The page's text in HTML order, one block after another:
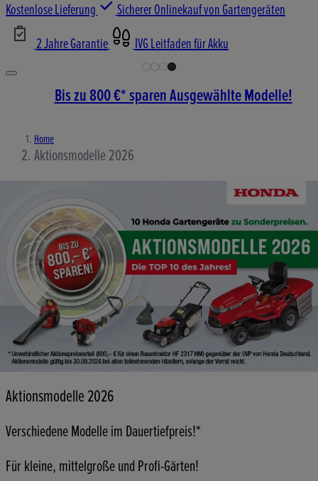
Kostenlose Lieferung
Sicherer Onlinekauf von Gartengeräten
2 Jahre Garantie
IVG Leitfaden für Akku
Bis zu 800 €* sparen Ausgewählte Modelle!
Home
Aktionsmodelle 2026
Aktionsmodelle 2026
Verschiedene Modelle im Dauertiefpreis!*
Für kleine, mittelgroße und Profi-Gärten!